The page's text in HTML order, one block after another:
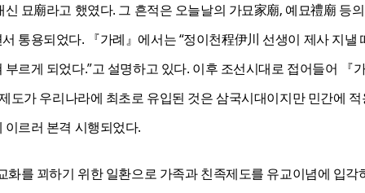
묘廟라고 했였다. 그 흔적은 오늘날의 가묘家廟, 예묘禮廟 등
통용되었다. 『가례』에서는 “정이천程伊川 선생이 제사 지
르게 되었다.”고 설명하고 있다. 이후 조선시대로 접어들어 『
도가 우리나라에 최초로 유입된 것은 삼국시대이지만 민간에
르러 본격 시행되었다.
화를 꾀하기 위한 일환으로 가족과 친족제도를 유교이념에 입